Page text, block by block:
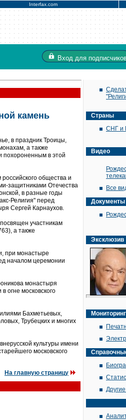
Interfax.com
Вход для
камень
в праздник Троицы,
а также
похороненным в этой
общества и
защитниками Отечества
в разные годы
Религия" перед
Сергей Карнаухов.
участникам
а также
при монастыре
началом церемонии
монастыря
огне московского
Бахметьевых,
Трубецких и многих
культуры имени
московского
На главную страницу
Страны
СНГ и
Видео
Все
Документы
Эксклюзив